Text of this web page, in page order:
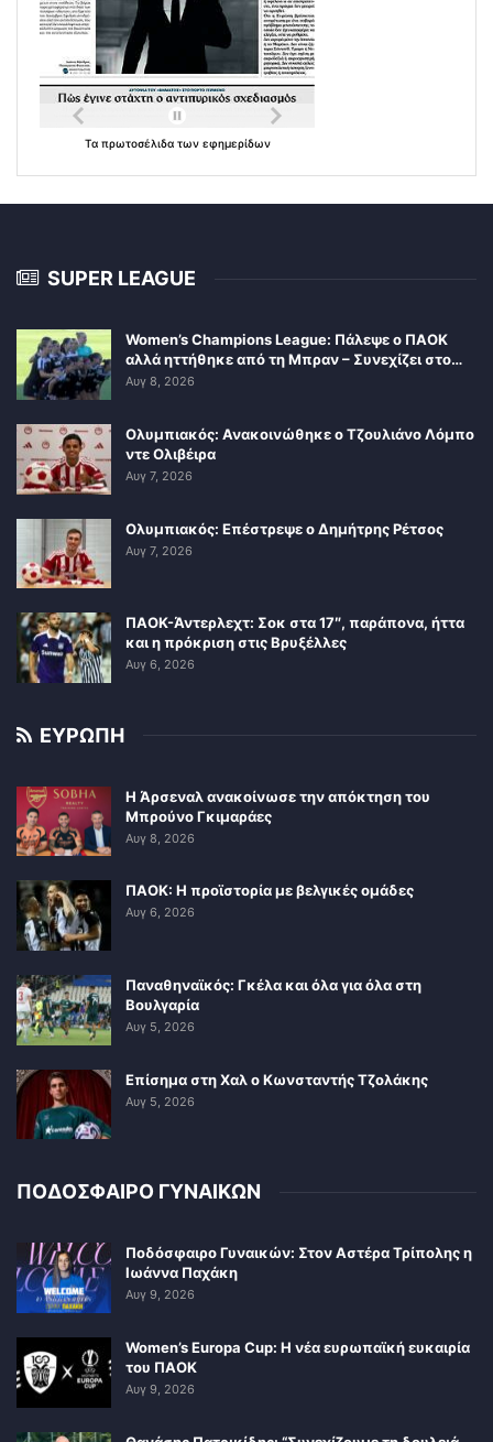
Τα πρωτοσέλιδα των εφημερίδων
SUPER LEAGUE
Women’s Champions League: Πάλεψε ο ΠΑΟΚ
αλλά ηττήθηκε από τη Μπραν – Συνεχίζει στο…
Αυγ 8, 2026
Ολυμπιακός: Ανακοινώθηκε ο Τζουλιάνο Λόμπο
ντε Ολιβέιρα
Αυγ 7, 2026
Ολυμπιακός: Επέστρεψε ο Δημήτρης Ρέτσος
Αυγ 7, 2026
ΠΑΟΚ-Άντερλεχτ: Σοκ στα 17″, παράπονα, ήττα
και η πρόκριση στις Βρυξέλλες
Αυγ 6, 2026
ΕΥΡΩΠΗ
Η Άρσεναλ ανακοίνωσε την απόκτηση του
Μπρούνο Γκιμαράες
Αυγ 8, 2026
ΠΑΟΚ: Η προϊστορία με βελγικές ομάδες
Αυγ 6, 2026
Παναθηναϊκός: Γκέλα και όλα για όλα στη
Βουλγαρία
Αυγ 5, 2026
Επίσημα στη Χαλ ο Κωνσταντής Τζολάκης
Αυγ 5, 2026
ΠΟΔΟΣΦΑΙΡΟ ΓΥΝΑΙΚΩΝ
Ποδόσφαιρο Γυναικών: Στον Αστέρα Τρίπολης η
Ιωάννα Παχάκη
Αυγ 9, 2026
Women’s Europa Cup: Η νέα ευρωπαϊκή ευκαιρία
του ΠΑΟΚ
Αυγ 9, 2026